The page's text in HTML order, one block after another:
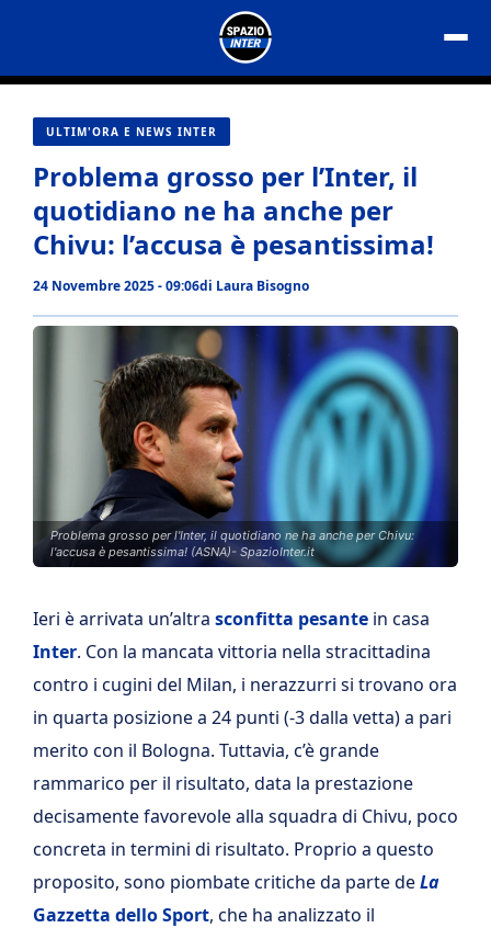
contenuto
ULTIM'ORA E NEWS INTER
Problema grosso per l’Inter, il
quotidiano ne ha anche per
Chivu: l’accusa è pesantissima!
24 Novembre 2025 - 09:06di Laura Bisogno
Problema grosso per l'Inter, il quotidiano ne ha anche per Chivu:
l'accusa è pesantissima! (ASNA)- SpazioInter.it
Ieri è arrivata un’altra sconfitta pesante in casa
Inter. Con la mancata vittoria nella stracittadina
contro i cugini del Milan, i nerazzurri si trovano ora
in quarta posizione a 24 punti (-3 dalla vetta) a pari
merito con il Bologna. Tuttavia, c’è grande
rammarico per il risultato, data la prestazione
decisamente favorevole alla squadra di Chivu, poco
concreta in termini di risultato. Proprio a questo
proposito, sono piombate critiche da parte deLa
Gazzetta dello Sport, che ha analizzato il